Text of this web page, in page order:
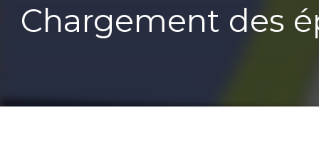
Chargement des